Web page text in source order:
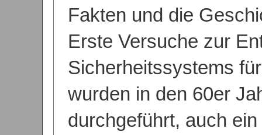
Fakten und die
Erste Versuche zur
Sicherheitssystems
wurden in den 60er
durchgeführt, auch